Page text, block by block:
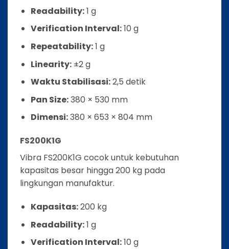
Readability:1 g
Verification Interval:10 g
Repeatability:1 g
Linearity:±2 g
Waktu Stabilisasi:2,5 detik
Pan Size:380 × 530 mm
Dimensi:380 × 653 × 804 mm
FS200K1G
Vibra FS200K1G cocok untuk kebutuhan
kapasitas besar hingga 200 kg pada
lingkungan manufaktur.
Kapasitas:200 kg
Readability:1 g
Verification Interval:10 g